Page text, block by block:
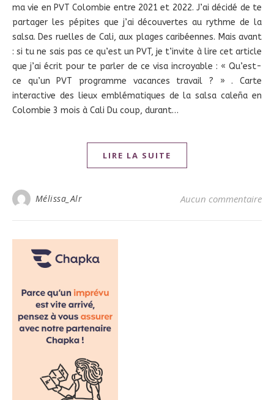
ma vie en PVT Colombie entre 2021 et 2022. J’ai décidé de te
partager les pépites que j’ai découvertes au rythme de la
salsa. Des ruelles de Cali, aux plages caribéennes. Mais avant
: si tu ne sais pas ce qu’est un PVT, je t’invite à lire cet article
que j’ai écrit pour te parler de ce visa incroyable : « Qu’est-
ce qu’un PVT programme vacances travail ? » . Carte
interactive des lieux emblématiques de la salsa caleña en
Colombie 3 mois à Cali Du coup, durant…
LIRE LA SUITE
Mélissa_Alr Aucun commentaire